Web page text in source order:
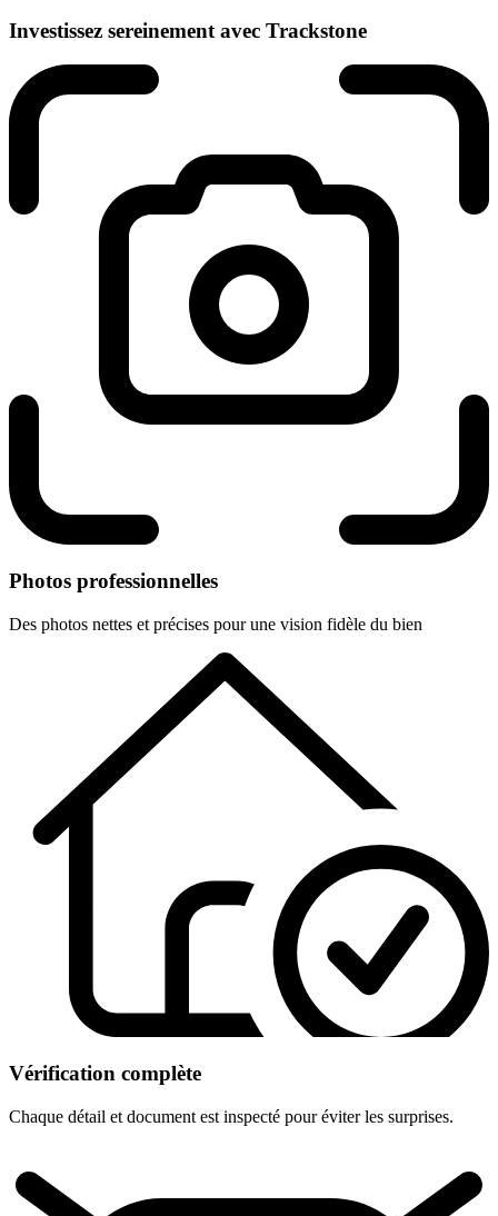
Investissez sereinement avec Trackstone
Photos professionnelles
Des photos nettes et précises pour une vision fidèle du bien
Vérification complète
Chaque détail et document est inspecté pour éviter les surprises.